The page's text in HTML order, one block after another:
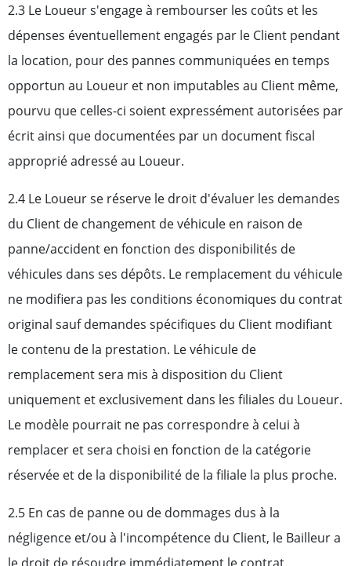
2.3 Le Loueur s'engage à rembourser les coûts et les
dépenses éventuellement engagés par le Client pendant
la location, pour des pannes communiquées en temps
opportun au Loueur et non imputables au Client même,
pourvu que celles-ci soient expressément autorisées par
écrit ainsi que documentées par un document fiscal
approprié adressé au Loueur.
2.4 Le Loueur se réserve le droit d'évaluer les demandes
du Client de changement de véhicule en raison de
panne/accident en fonction des disponibilités de
véhicules dans ses dépôts. Le remplacement du véhicule
ne modifiera pas les conditions économiques du contrat
original sauf demandes spécifiques du Client modifiant
le contenu de la prestation. Le véhicule de
remplacement sera mis à disposition du Client
uniquement et exclusivement dans les filiales du Loueur.
Le modèle pourrait ne pas correspondre à celui à
remplacer et sera choisi en fonction de la catégorie
réservée et de la disponibilité de la filiale la plus proche.
2.5 En cas de panne ou de dommages dus à la
négligence et/ou à l'incompétence du Client, le Bailleur a
le droit de résoudre immédiatement le contrat.